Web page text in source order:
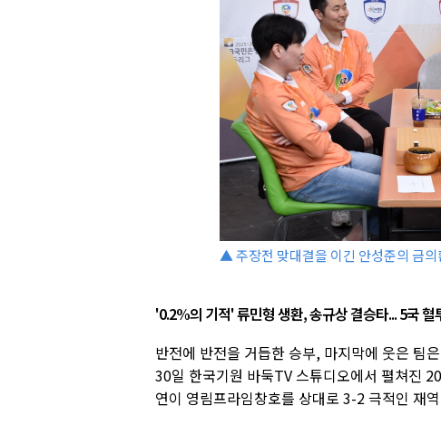
▲ 주장전 맞대결을 이긴 안성준의 금
'0.2%의 기적' 류민형 생환, 송규상 결승타... 5국 혈
반전에 반전을 거듭한 승부, 마지막에 웃은 팀
30일 한국기원 바둑TV 스튜디오에서 펼쳐진
연이 영림프라임창호를 상대로 3-2 극적인 재